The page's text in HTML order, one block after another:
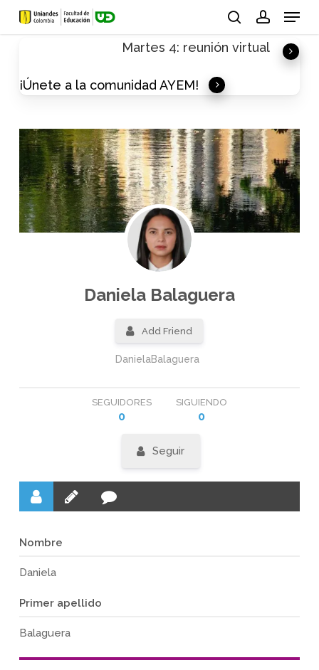
Skip
Menu
Martes 4: reunión virtual
¡Únete a la comunidad AYEM!
Daniela Balaguera
Add Friend
DanielaBalaguera
SEGUIDORES
0
SIGUIENDO
0
Seguir
Nombre
Daniela
Primer apellido
Balaguera